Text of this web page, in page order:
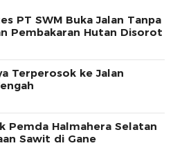
PT SWM Buka Jalan Tanpa
Pembakaran Hutan Disorot
Terperosok ke Jalan
Pemda Halmahera Selatan
Sawit di Gane